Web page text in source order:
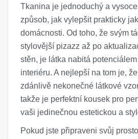
Tkanina je jednoduchý a
způsob, jak vylepšit prakticky
domácnosti. Od toho, že svým
stylovější pizazz až po
stěn, je látka nabitá
interiéru. A nejlepší na tom je,
zdánlivě nekonečné látkové
takže je perfektní kousek pro
vaši jedinečnou estetickou a
Pokud jste připraveni svůj